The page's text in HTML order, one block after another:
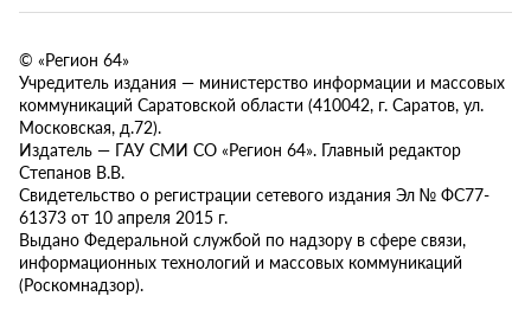
© «Регион 64»
Учредитель издания — министерство информации и массовых
коммуникаций Саратовской области (410042, г. Саратов, ул.
Московская, д.72).
Издатель — ГАУ СМИ СО «Регион 64». Главный редактор
Степанов В.В.
Свидетельство о регистрации сетевого издания Эл № ФС77-
61373 от 10 апреля 2015 г.
Выдано Федеральной службой по надзору в сфере связи,
информационных технологий и массовых коммуникаций
(Роскомнадзор).